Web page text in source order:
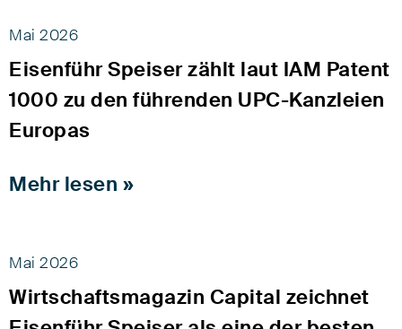
Mai 2026
Eisenführ Speiser zählt laut IAM Patent
1000 zu den führenden UPC-Kanzleien
Europas
Mehr lesen »
Mai 2026
Wirtschaftsmagazin Capital zeichnet